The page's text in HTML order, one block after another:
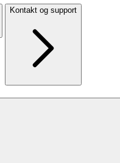
Kontakt og support